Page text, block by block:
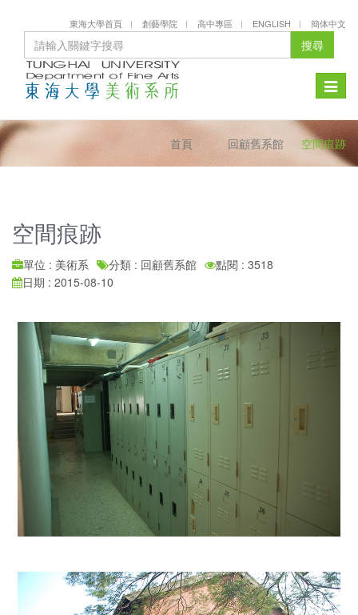
東海大學首頁 創藝學院 高中專區 ENGLISH 簡体中文
搜尋
Toggle
首頁 回顧舊系館 空間痕跡
空間痕跡
單位 : 美術系 分類 : 回顧舊系館
點閱 : 3518
日期 : 2015-08-10